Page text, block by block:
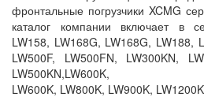
фронтальные погрузчики XCMG
каталог компании включает в
LW158, LW168G, LW168G, LW188,
LW500F, LW500FN, LW300KN,
LW500KN,LW600K,
LW600K, LW800K, LW900K,